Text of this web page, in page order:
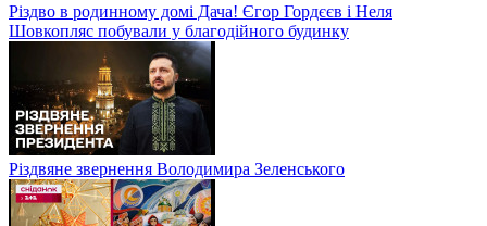
Різдво в родинному домі Дача! Єгор Гордєєв і Неля
Шовкопляс побували у благодійного будинку
Різдвяне звернення Володимира Зеленського